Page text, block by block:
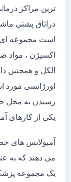
ترین مراکز
دراتاق پشتی
است مجموعه
اکسیژن ، مواد
الکل و همچنین
اورژانسی مورد
رسیدن به محل
یکی از
آمبولانس های
می دهند که به
یک مجموعه